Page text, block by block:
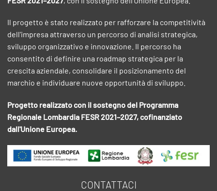
Il progetto è stato realizzato per rafforzare la competitività
dell'impresa attraverso un percorso di analisi strategica,
sviluppo organizzativo e innovazione. Il percorso ha
consentito di definire una roadmap strategica per la
crescita aziendale, consolidare il posizionamento del
marchio e individuare nuove opportunità di sviluppo.
Progetto realizzato con il sostegno del Programma
Regionale Lombardia FESR 2021–2027, cofinanziato
dall'Unione Europea.
CONTATTACI